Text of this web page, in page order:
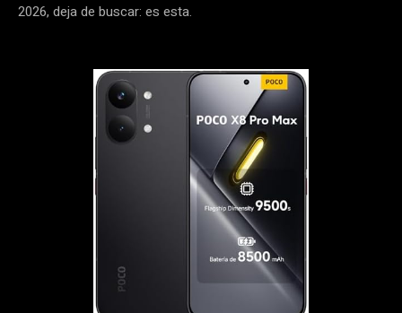
2026, deja de buscar: es esta.